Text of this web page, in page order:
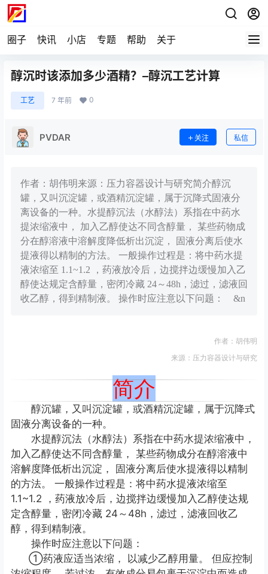
圈子 快讯 小店 专题 帮助 关于
醇沉时该添加多少酒精？–醇沉工艺计算
工艺 7 年前 0
PVDAR 关注 私信
作者：胡伟明来源：压力容器设计与研究简介醇沉
罐，又叫沉淀罐，或酒精沉淀罐，属于沉降式固液分
离设备的一种。水提醇沉法（水醇法）系指在中药水
提浓缩液中， 加入乙醇使达不同含醇量， 某些药物成
分在醇溶液中溶解度降低析出沉淀， 固液分离后使水
提液得以精制的方法。 一般操作过程是：将中药水提
液浓缩至 1.1~1.2 ，药液放冷后，边搅拌边缓慢加入乙
醇使达规定含醇量，密闭冷藏 24～48h，滤过，滤液回
收乙醇，得到精制液。 操作时应注意以下问题： &n
作者：胡伟明
来源：压力容器设计与研究
简介
醇沉罐，又叫沉淀罐，或酒精沉淀罐，属于沉降式
固液分离设备的一种。
水提醇沉法（水醇法）系指在中药水提浓缩液中，
加入乙醇使达不同含醇量， 某些药物成分在醇溶液中
溶解度降低析出沉淀， 固液分离后使水提液得以精制
的方法。 一般操作过程是：将中药水提液浓缩至
1.1~1.2 ，药液放冷后，边搅拌边缓慢加入乙醇使达规
定含醇量，密闭冷藏 24～48h，滤过，滤液回收乙
醇，得到精制液。
操作时应注意以下问题：
①药液应适当浓缩， 以减少乙醇用量。 但应控制